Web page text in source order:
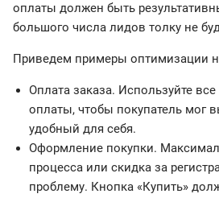
оплаты должен быть
большого числа лидов толку не
Приведем примеры оптимизации
Оплата заказа. Используйте
оплаты, чтобы покупатель мог
удобный для себя.
Оформление покупки.
процесса или скидка за
проблему. Кнопка «Купить»